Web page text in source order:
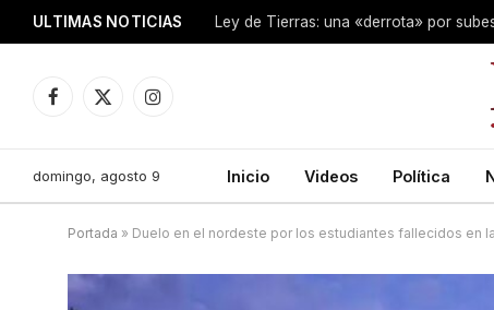
ULTIMAS NOTICIAS Ley de Tierras: una «derrota» por
Facebook
X
Instagram
domingo, agosto 9 Inicio Videos Política
Portada » Duelo en el nordeste por los estudiantes fallecidos en